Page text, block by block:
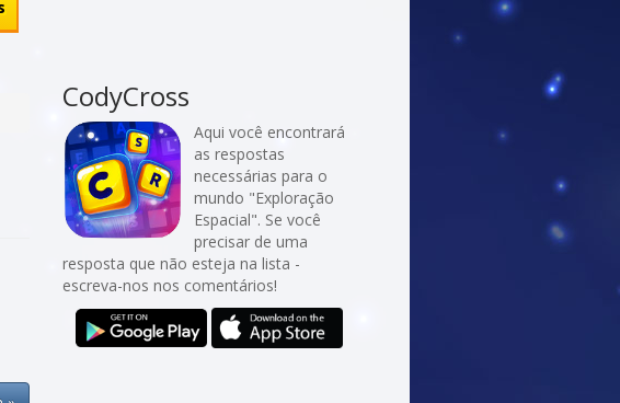
CodyCross
Aqui você encontrará
as respostas
necessárias para o
mundo "Exploração
Espacial". Se você
precisar de uma
resposta que não esteja na lista -
escreva-nos nos comentários!